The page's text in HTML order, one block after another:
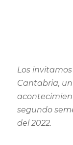
Los
Cantabria,
segundo
del 2022.